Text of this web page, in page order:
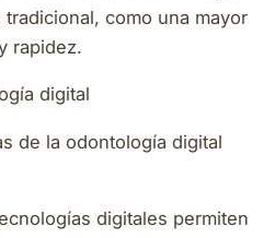
como una mayor
rapidez.
digital
de la odontología digital
digitales permiten